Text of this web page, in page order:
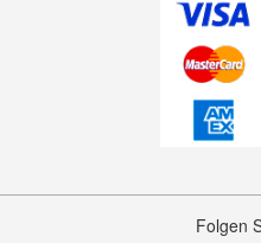
Folgen